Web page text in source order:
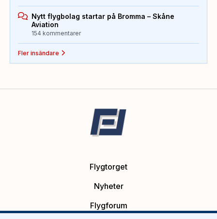
Nytt flygbolag startar på Bromma – Skåne
Aviation
154 kommentarer
Fler insändare
Flygtorget
Nyheter
Flygforum